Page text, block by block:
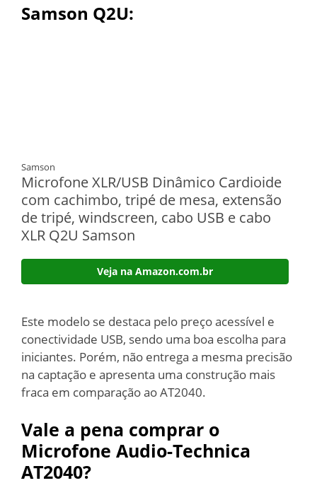
Samson Q2U:
Samson
Microfone XLR/USB Dinâmico Cardioide
com cachimbo, tripé de mesa, extensão
de tripé, windscreen, cabo USB e cabo
XLR Q2U Samson
Veja na Amazon.com.br
Este modelo se destaca pelo preço acessível e
conectividade USB, sendo uma boa escolha para
iniciantes. Porém, não entrega a mesma precisão
na captação e apresenta uma construção mais
fraca em comparação ao AT2040.
Vale a pena comprar o
Microfone Audio-Technica
AT2040?